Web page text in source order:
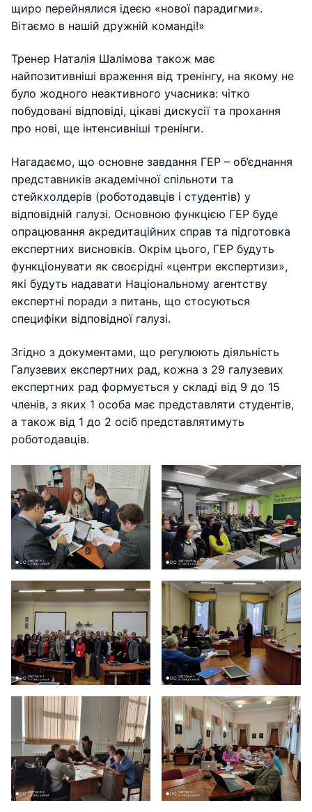
щиро перейнялися ідеєю «нової парадигми».
Вітаємо в нашій дружній команді!»
Тренер Наталія Шалімова також має
найпозитивніші враження від тренінгу, на якому не
було жодного неактивного учасника: чітко
побудовані відповіді, цікаві дискусії та прохання
про нові, ще інтенсивніші тренінги.
Нагадаємо, що основне завдання ГЕР – об’єднання
представників академічної спільноти та
стейкхолдерів (роботодавців і студентів) у
відповідній галузі. Основною функцією ГЕР буде
опрацювання акредитаційних справ та підготовка
експертних висновків. Окрім цього, ГЕР будуть
функціонувати як своєрідні «центри експертизи»,
які будуть надавати Національному агентству
експертні поради з питань, що стосуються
специфіки відповідної галузі.
Згідно з документами, що регулюють діяльність
Галузевих експертних рад, кожна з 29 галузевих
експертних рад формується у складі від 9 до 15
членів, з яких 1 особа має представляти студентів,
а також від 1 до 2 осіб представлятимуть
роботодавців.